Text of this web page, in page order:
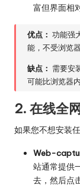
富但界面相
优点： 功能强
能，不受浏览器
缺点： 需要安
可能比浏览器
2. 在线全
如果您不想安装
Web-
站通常提供
去，然后点